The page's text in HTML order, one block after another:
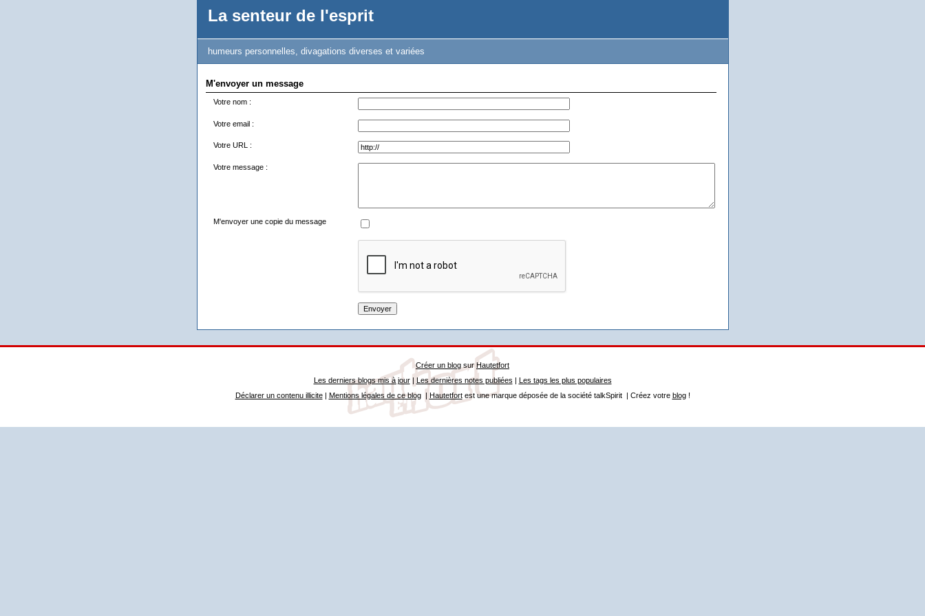
La senteur de l'esprit
humeurs personnelles, divagations diverses et variées
M'envoyer un message
Votre nom :
Votre email :
Votre URL :
Votre message :
M'envoyer une copie du message
Créer un blog surHautetfort
Les derniers blogs mis à jour| Les dernières notes publiées | Les tags les plus populaires
Déclarer un contenu illicite| Mentions légales de ce blog| Hautetfortest une marque déposée de la société talkSpirit | Créez votre blog!